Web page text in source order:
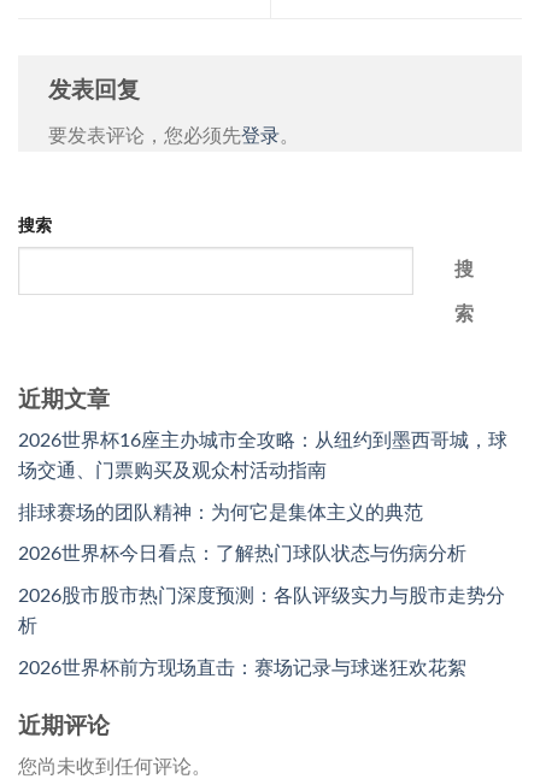
发表回复
要发表评论，您必须先登录。
搜索
搜
索
近期文章
2026世界杯16座主办城市全攻略：从纽约到墨西哥城，球
场交通、门票购买及观众村活动指南
排球赛场的团队精神：为何它是集体主义的典范
2026世界杯今日看点：了解热门球队状态与伤病分析
2026股市股市热门深度预测：各队评级实力与股市走势分
析
2026世界杯前方现场直击：赛场记录与球迷狂欢花絮
近期评论
您尚未收到任何评论。